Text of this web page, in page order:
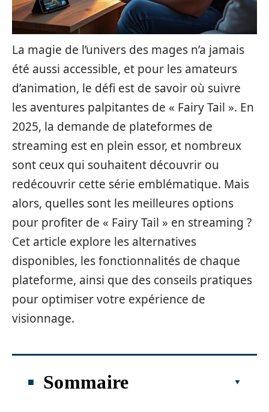
La magie de l’univers des mages n’a jamais
été aussi accessible, et pour les amateurs
d’animation, le défi est de savoir où suivre
les aventures palpitantes de « Fairy Tail ». En
2025, la demande de plateformes de
streaming est en plein essor, et nombreux
sont ceux qui souhaitent découvrir ou
redécouvrir cette série emblématique. Mais
alors, quelles sont les meilleures options
pour profiter de « Fairy Tail » en streaming ?
Cet article explore les alternatives
disponibles, les fonctionnalités de chaque
plateforme, ainsi que des conseils pratiques
pour optimiser votre expérience de
visionnage.
Sommaire